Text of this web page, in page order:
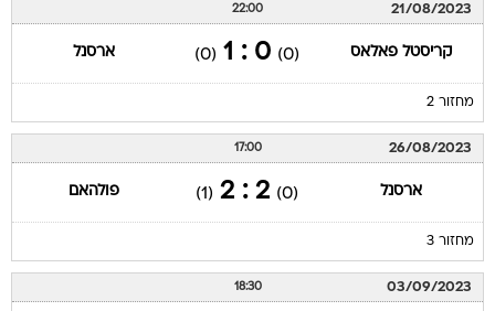
21/08/2023
22:00
קריסטל פאלאס (0)
0 : 1
(0) ארסנל
מחזור 2
26/08/2023
17:00
ארסנל (0)
2 : 2
(1) פולהאם
מחזור 3
03/09/2023
18:30